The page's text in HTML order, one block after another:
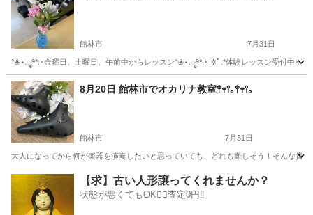
館林市 7月31日
°❀⋆.ೃ࿔*:･金曜日、土曜日、午前中からレッスン°❀⋆.ೃ࿔*:･ ✲ﾟ.*体験レッスン受付中✲ﾟ
群馬 館林市 ピアノ レッスン
8月20日 館林市でオカリナ教室𖤣𖥧𖥣｡𖤣𖥧𖥣｡
館林市 7月31日
大人になってから何が楽器を演奏したいと思っていても、どれも難しそう！そんな貴
その他 オカリナ
【求】古い人形譲ってくれませんか？
状態が悪くてもOK🙆‍♀️査定0円‼️